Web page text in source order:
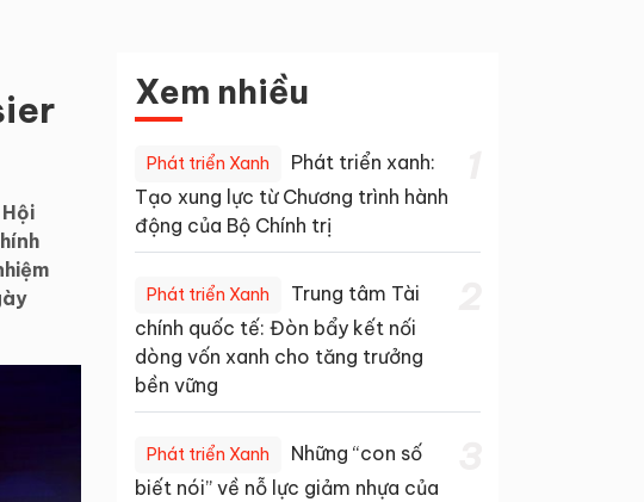
Xem nhiều
Phát triển Xanh
Phát triển xanh:
Tạo xung lực từ Chương trình hành
động của Bộ Chính trị
Phát triển Xanh
Trung tâm Tài
chính quốc tế: Đòn bẩy kết nối
dòng vốn xanh cho tăng trưởng
bền vững
Phát triển Xanh
Những “con số
biết nói” về nỗ lực giảm nhựa của